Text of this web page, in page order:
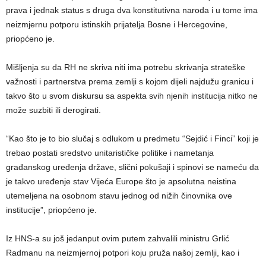
prava i jednak status s druga dva konstitutivna naroda i u tome ima
neizmjernu potporu istinskih prijatelja Bosne i Hercegovine,
priopćeno je.
Mišljenja su da RH ne skriva niti ima potrebu skrivanja strateške
važnosti i partnerstva prema zemlji s kojom dijeli najdužu granicu i
takvo što u svom diskursu sa aspekta svih njenih institucija nitko ne
može suzbiti ili derogirati.
“Kao što je to bio slučaj s odlukom u predmetu “Sejdić i Finci” koji je
trebao postati sredstvo unitarističke politike i nametanja
građanskog uređenja države, slični pokušaji i spinovi se nameću da
je takvo uređenje stav Vijeća Europe što je apsolutna neistina
utemeljena na osobnom stavu jednog od nižih činovnika ove
institucije”, priopćeno je.
Iz HNS-a su još jedanput ovim putem zahvalili ministru Grlić
Radmanu na neizmjernoj potpori koju pruža našoj zemlji, kao i